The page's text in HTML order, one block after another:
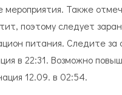
мероприятия. Также
поэтому следует
питания. Следите за
в 22:31. Возможно
12.09. в 02:54.